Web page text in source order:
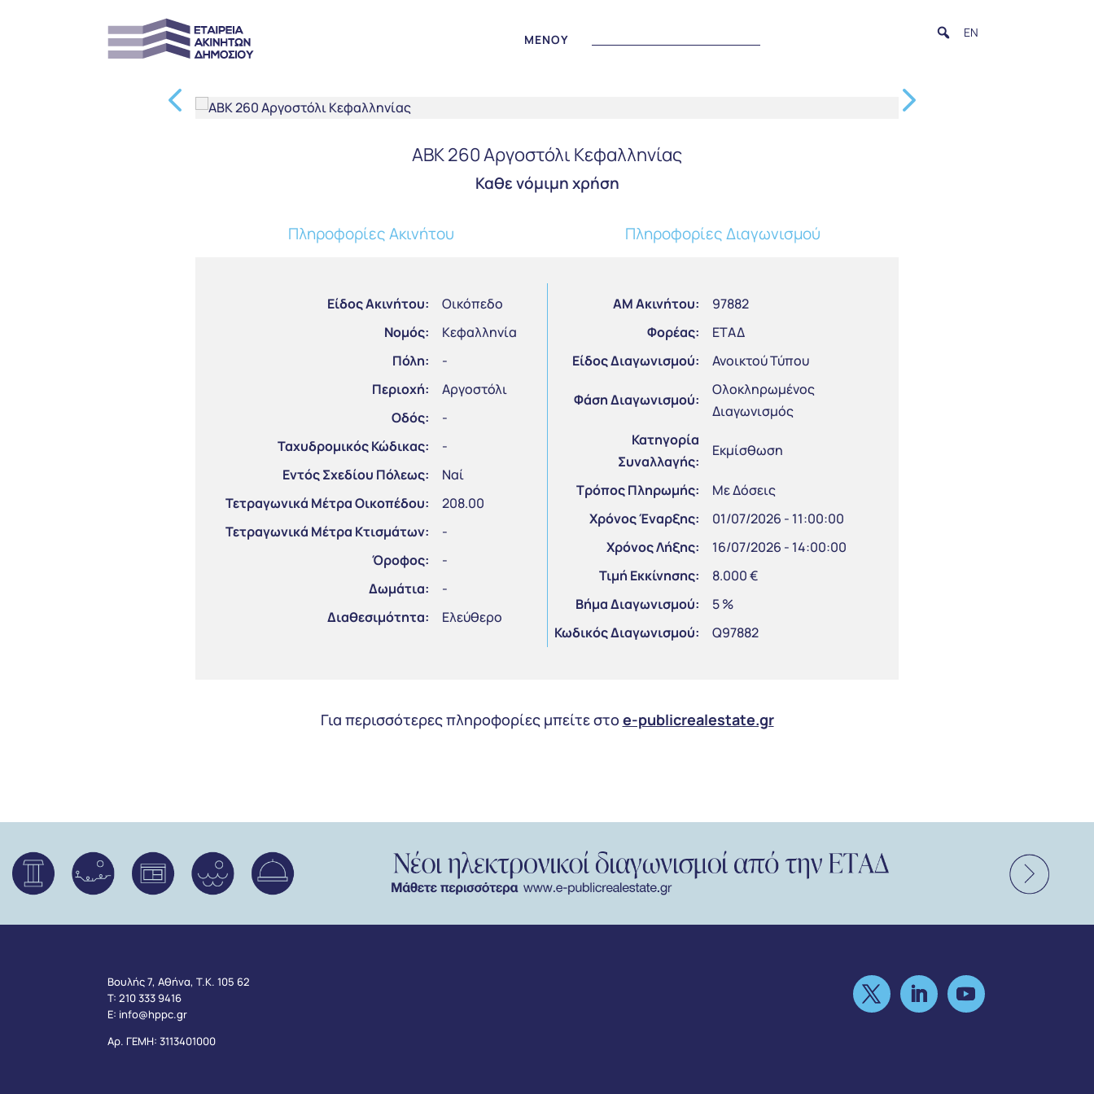
MENOY EN
ABK 260 Αργοστόλι Κεφαλληνίας
Καθε νόμιμη χρήση
Πληροφορίες Ακινήτου
Είδος Ακινήτου:
Οικόπεδο
Νομός:
Κεφαλληνία
Πόλη:
-
Περιοχή:
Αργοστόλι
Οδός:
-
Ταχυδρομικός Κώδικας:
-
Εντός Σχεδίου Πόλεως:
Ναί
Τετραγωνικά Μέτρα Οικοπέδου:
208.00
Τετραγωνικά Μέτρα Κτισμάτων:
-
Όροφος:
-
Δωμάτια:
-
Διαθεσιμότητα:
Ελεύθερο
Πληροφορίες Διαγωνισμού
ΑΜ Ακινήτου:
97882
Φορέας:
ΕΤΑΔ
Είδος Διαγωνισμού:
Ανοικτού Τύπου
Φάση Διαγωνισμού:
Ολοκληρωμένος
Διαγωνισμός
Κατηγορία
Συναλλαγής:
Εκμίσθωση
Τρόπος Πληρωμής:
Με Δόσεις
Χρόνος Έναρξης:
01/07/2026 - 11:00:00
Χρόνος Λήξης:
16/07/2026 - 14:00:00
Τιμή Εκκίνησης:
8.000 €
Βήμα Διαγωνισμού:
5 %
Κωδικός Διαγωνισμού:
Q97882
Για περισσότερες πληροφορίες μπείτε στο e-publicrealestate.gr
Βουλής 7, Αθήνα, Τ.Κ. 105 62
Τ: 210 333 9416
Ε: info@hppc.gr
Αρ. ΓΕΜΗ: 3113401000